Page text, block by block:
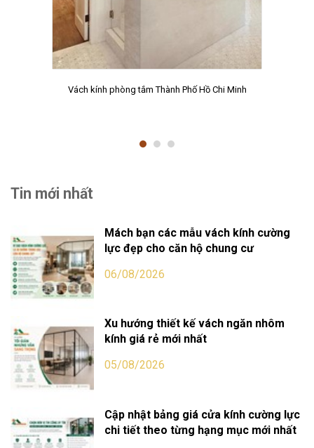
Vách kính phòng tắm Thành Phố Hồ Chi Minh
Tin mới nhất
Mách bạn các mẫu vách kính cường
lực đẹp cho căn hộ chung cư
06/08/2026
Xu hướng thiết kế vách ngăn nhôm
kính giá rẻ mới nhất
05/08/2026
Cập nhật bảng giá cửa kính cường lực
chi tiết theo từng hạng mục mới nhất